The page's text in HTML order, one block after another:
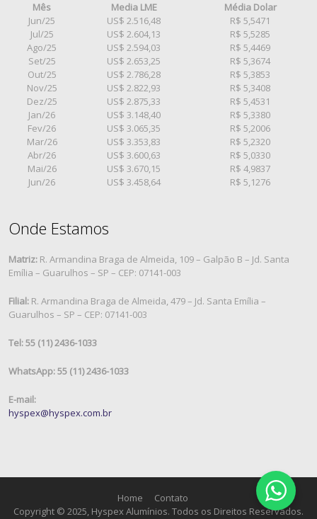
Mês Media LME
Média Dolar
Jun/25
US$ 2.516,48
R$ 5,5471
Jul/25
US$ 2.604,13
R$ 5,5285
Ago/25
US$ 2.594,03
R$ 5,4469
Set/25
US$ 2.653,25
R$ 5,3674
Out/25
US$ 2.786,28
R$ 5,3853
Nov/25
US$ 2.822,93
R$ 5,3408
Dez/25
US$ 2.875,33
R$ 5,4531
Jan/26
US$ 3.148,40
R$ 5,3380
Fev/26
US$ 3.065,35
R$ 5,2006
Mar/26
US$ 3.353,83
R$ 5,2320
Abr/26
US$ 3.600,63
R$ 5,0330
Mai/26
US$ 3.670,15
R$ 4,9837
Jun/26
US$ 3.458,64 R$ 5,1276
Onde Estamos
Matriz: R. Armandina Braga de Almeida, 109 – Galpão B – Jd. Santa
Emília – Guarulhos – SP – CEP: 07141-003
Filial: R. Armandina Braga de Almeida, 479 – Jd. Santa Emília –
Guarulhos – SP – CEP: 07141-003
Tel: 55 (11) 2436-1033
WhatsApp: 55 (11) 2436-1033
E-mail:
hyspex@hyspex.com.br
Home
Contato
Copyright © 2025, Hyspex Alumínios. Todos os Direitos Reservados.